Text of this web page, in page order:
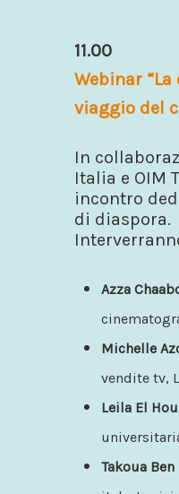
11.00
Webinar
viaggio del
In
Italia e OIM
incontro
di diaspora.
Azza
Michelle
vendite tv,
Leila El
Takoua